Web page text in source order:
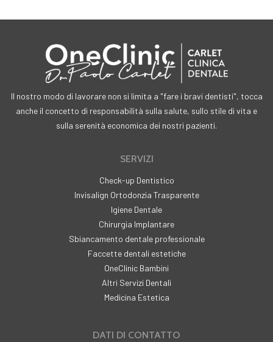
Il nostro modo di lavorare non si limita a "fare i bravi dentisti", tocca
anche il concetto di responsabilità sulla salute, sullo stile di vita e
sulla serenità economica dei nostri pazienti.
SERVIZI
Check-up Dentistico
Invisalign Ortodonzia Trasparente
Igiene Dentale
Chirurgia Implantare
Sbiancamento dentale professionale
Faccette dentali estetiche
OneClinic Bambini
Altri Servizi Dentali
Medicina Estetica
DATI DI CONTATTO